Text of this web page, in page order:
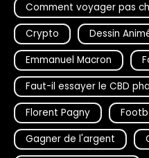
Comment voyager pas
Crypto
Dessin
Emmanuel Macron
Faut-il essayer le CBD
Florent Pagny
Gagner de l'argent